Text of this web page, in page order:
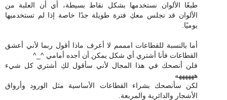
طبعًا الألوان نستخدمها بشكل نقاط بسيطة، أي أن العلبة من
الألوان قد تجلس معكِ فترة طويلة جدًا خاصة إذا لم تستخدميها
يوميًا.
أما بالنسبة للقطاعات امممم لا أعرف ماذا أقول ربما لأني أعشق
القطاعات فأنا أشتري أي شكل يمكن أن أجده أمامي ^_^
فلن أنصحك في هذا المجال لأني سأقول لكِ أشتري كل شيء
ههههههه
لكن سأنصحك بشراء القطاعات الأساسية مثل الورود وأرواق
الأشجار والدائرية والمربعة.